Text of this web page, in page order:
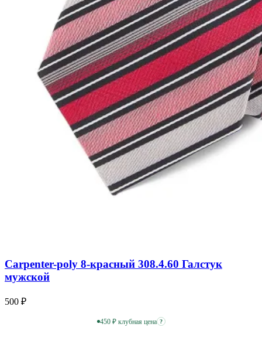
Carpenter-poly 8-красный 308.4.60 Галстук
мужской
500 ₽
450 ₽ клубная цена ?